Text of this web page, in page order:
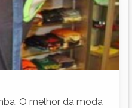
O melhor da moda